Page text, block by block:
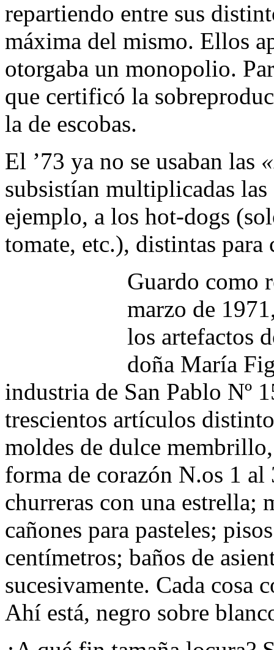
repartiendo entre sus
máxima del mismo. Ellos
otorgaba un monopolio.
que certificó la
la de escobas.
El ’73 ya no se usaban las
subsistían multiplicadas
ejemplo, a los hot-dogs
tomate, etc.), distintas
Guardo como
marzo de
los artefactos
doña María
industria de San Pablo Nº
trescientos artículos
moldes de dulce
forma de corazón N.os 1
churreras con una estrella;
cañones para pasteles;
centímetros; baños de
sucesivamente. Cada cosa
Ahí está, negro sobre